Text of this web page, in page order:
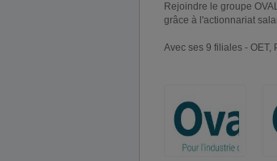
Rejoindre le groupe
grâce à l'actionnariat
Avec ses 9 filiales - OET,